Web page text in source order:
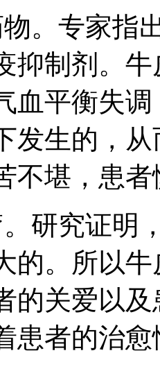
。专家指
抑制剂。
血平衡失
发生的，
不堪，患
研究证明
的。所以
的关爱以
患者的治